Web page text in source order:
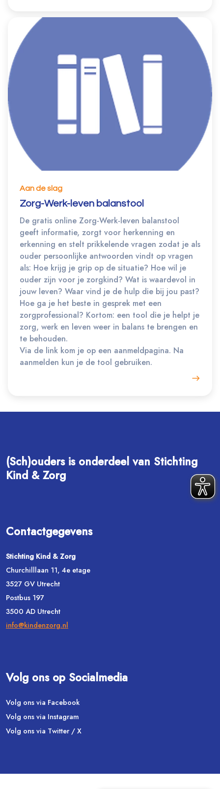
Aan de slag
Zorg-Werk-leven balanstool
De gratis online Zorg-Werk-leven balanstool
geeft informatie, zorgt voor herkenning en
erkenning en stelt prikkelende vragen zodat je als
ouder persoonlijke antwoorden vindt op vragen
als: Hoe krijg je grip op de situatie? Hoe wil je
ouder zijn voor je zorgkind? Wat is waardevol in
jouw leven? Waar vind je de hulp die bij jou past?
Hoe ga je het beste in gesprek met een
zorgprofessional? Kortom: een tool die je helpt je
zorg, werk en leven weer in balans te brengen en
te behouden.
Via de link kom je op een aanmeldpagina. Na
aanmelden kun je de tool gebruiken.
(Sch)ouders is onderdeel van Stichting
Kind & Zorg
Contactgegevens
Stichting Kind & Zorg
Churchilllaan 11, 4e etage
3527 GV Utrecht
Postbus 197
3500 AD Utrecht
info@kindenzorg.nl
Volg ons op Socialmedia
Volg ons via Facebook
Volg ons via Instagram
Volg ons via Twitter / X